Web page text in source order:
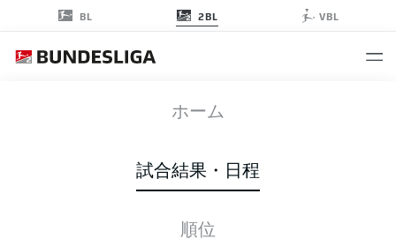
BL 2BL VBL
ホーム
試合結果・日程
順位
SGF STP
0 0
スターティングメンバー